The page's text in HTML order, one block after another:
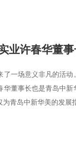
一场意义非凡的活
董事长也是青岛中
青岛中新华美的发展